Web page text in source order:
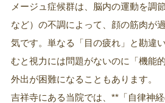
メージュ症候群は、脳内の運動を調
など）の不調によって、顔の筋肉が
気です。単なる「目の疲れ」と勘違
むと視力には問題がないのに「機能
外出が困難になることもあります。
吉祥寺にある当院では、**「自律神